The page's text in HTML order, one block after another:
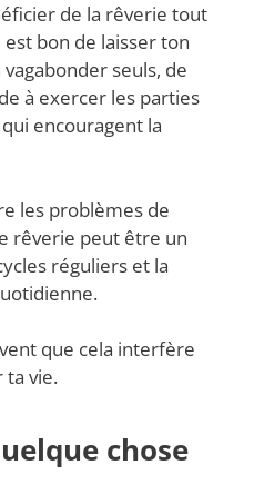
de la rêverie tout
bon de laisser ton
seuls, de
à exercer les parties
encouragent la
les problèmes de
rêverie peut être un
réguliers et la
que cela interfère
ta vie.
chose